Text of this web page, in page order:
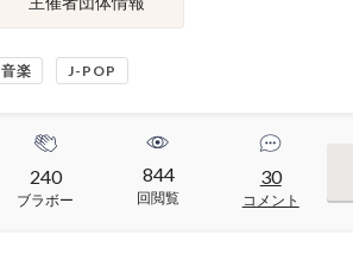
音楽 J-POP
240
ブラボー
844
回閲覧
30
コメント